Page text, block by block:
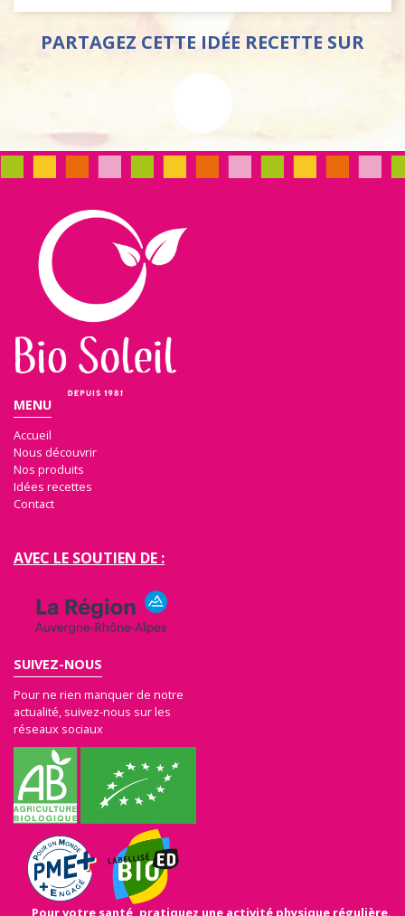
PARTAGEZ CETTE IDÉE RECETTE SUR
MENU
Accueil
Nous découvrir
Nos produits
Idées recettes
Contact
AVEC LE SOUTIEN DE :
SUIVEZ-NOUS
Pour ne rien manquer de notre
actualité, suivez-nous sur les
réseaux sociaux
Pour votre santé, pratiquez une activité physique régulière.